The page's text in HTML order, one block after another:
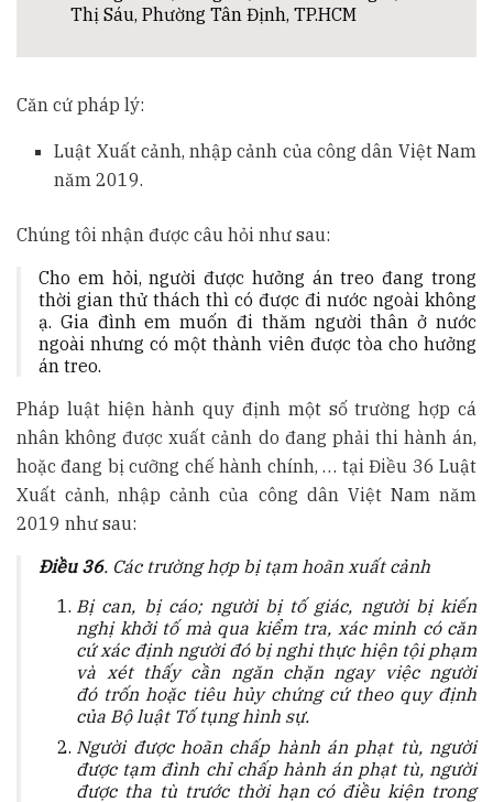
Thị Sáu, Phường Tân Định, TP.HCM
Căn cứ pháp lý:
Luật Xuất cảnh, nhập cảnh của công dân Việt Nam
năm 2019.
Chúng tôi nhận được câu hỏi như sau:
Cho em hỏi, người được hưởng án treo đang trong
thời gian thử thách thì có được đi nước ngoài không
ạ. Gia đình em muốn đi thăm người thân ở nước
ngoài nhưng có một thành viên được tòa cho hưởng
án treo.
Pháp luật hiện hành quy định một số trường hợp cá
nhân không được xuất cảnh do đang phải thi hành án,
hoặc đang bị cưỡng chế hành chính, … tại Điều 36 Luật
Xuất cảnh, nhập cảnh của công dân Việt Nam năm
2019 như sau:
Điều 36. Các trường hợp bị tạm hoãn xuất cảnh
Bị can, bị cáo; người bị tố giác, người bị kiến
nghị khởi tố mà qua kiểm tra, xác minh có căn
cứ xác định người đó bị nghi thực hiện tội phạm
và xét thấy cần ngăn chặn ngay việc người
đó trốn hoặc tiêu hủy chứng cứ theo quy định
của Bộ luật Tố tụng hình sự.
Người được hoãn chấp hành án phạt tù, người
được tạm đình chỉ chấp hành án phạt tù, người
được tha tù trước thời hạn có điều kiện trong